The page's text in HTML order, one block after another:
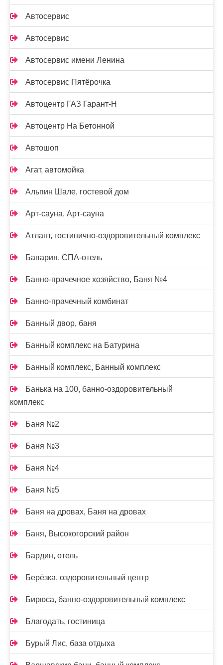
Автосервис
Автосервис
Автосервис имени Ленина
Автосервис Пятёрочка
Автоцентр ГАЗ Гарант-Н
Автоцентр На Бетонной
Автошоп
Агат, автомойка
Альпин Шале, гостевой дом
Арт-сауна, Арт-сауна
Атлант, гостинично-оздоровительный комплекс
Бавария, СПА-отель
Банно-прачечное хозяйство, Баня №4
Банно-прачечный комбинат
Банный двор, баня
Банный комплекс на Батурина
Банный комплекс, Банный комплекс
Банька на 100, банно-оздоровительный
комплекс
Баня №2
Баня №3
Баня №4
Баня №5
Баня на дровах, Баня на дровах
Баня, Высокогорский район
Бардин, отель
Берёзка, оздоровительный центр
Бирюса, банно-оздоровительный комплекс
Благодать, гостиница
Бурый Лис, база отдыха